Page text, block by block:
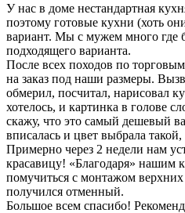
У нас в доме нестандартная
поэтому готовые кухни (хоть
вариант. Мы с мужем много где
подходящего варианта.
После всех походов по
на заказ под наши размеры.
обмерил, посчитал, нарисовал
хотелось, и картинка в голове
скажу, что это самый дешевый
вписалась и цвет выбрала
Примерно через 2 недели нам
красавицу! «Благодаря» нашим
помучиться с монтажом
получился отменный.
Большое всем спасибо!